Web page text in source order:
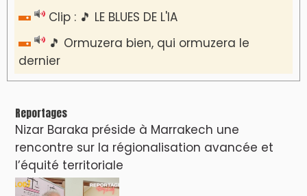
Clip : 🎵 LE BLUES DE L'IA
🎵 Ormuzera bien, qui ormuzera le
dernier
Reportages
Nizar Baraka préside à Marrakech une
rencontre sur la régionalisation avancée et
l’équité territoriale